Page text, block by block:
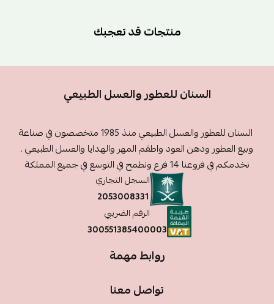
منتجات قد تعجبك
السنان للعطور والعسل الطبيعي
السنان للعطور والعسل الطبيعي منذ 1985 متخصصون في صناعة
وبيع العطور ودهن العود واطقم المهر والهدايا والعسل الطبيعي .
نخدمكم في فروعنا 14 فرع ونطمح في التوسع في جميع المملكة
السجل التجاري
2053008331
الرقم الضريبي
300551385400003
روابط مهمة
تواصل معنا